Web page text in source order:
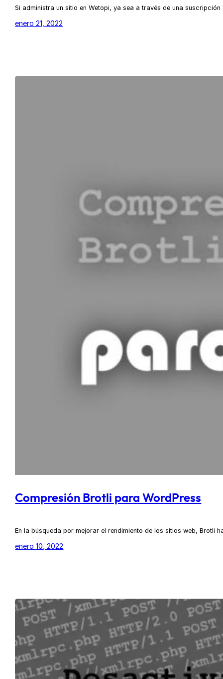
Si administra un sitio en Wetopi, ya sea a través de una
enero 21, 2022
Compresión Brotli para WordPress
En la búsqueda por mejorar el rendimiento de los sitios web,
enero 10, 2022